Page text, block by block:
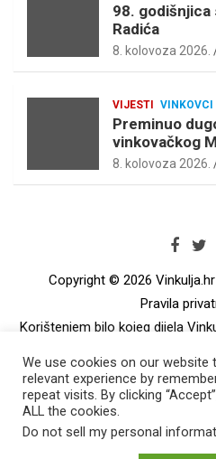
98.
Radića
8. kolovoza 2026.
VIJESTI VINKOVCI
Preminuo
vinkovačkog
8. kolovoza 2026.
Copyright © 2026
Pravila
Korištenjem bilo kojeg dijela
pravila korištenja. Korisnici su
korištenja. Smatra se da su
Vinkulja.hr portala ili bilo kojeg
da su ih razumjeli u cijelosti. Niti
We use cookies on our website
relevant experience by
repeat visits. By clicking
ALL the cookies.
Do not sell my personal